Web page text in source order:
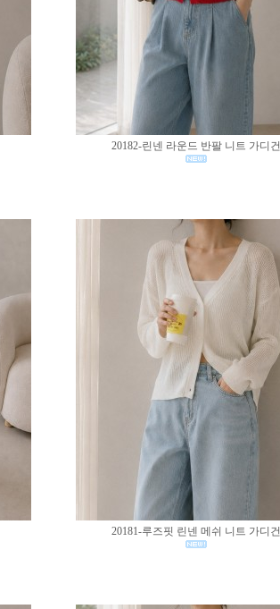
20182-린넨 라운드 반팔 니트 가디건
20181-루즈핏 린넨 메쉬 니트 가디건